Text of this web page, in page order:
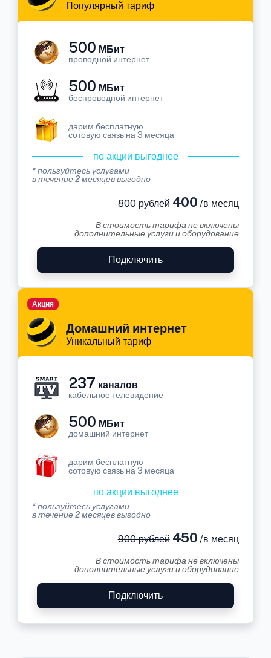
Популярный тариф
500 МБит
проводной интернет
500 МБит
беспроводной интернет
дарим бесплатную
сотовую связь на 3 месяца
по акции выгоднее
* пользуйтесь услугами
в течение 2 месяцев выгодно
800 рублей400 /в месяц
В стоимость тарифа не включены
дополнительные услуги и оборудование
Подключить
Домашний интернет
Уникальный тариф
Акция
237 каналов
кабельное телевидение
500 МБит
домашний интернет
дарим бесплатную
сотовую связь на 3 месяца
по акции выгоднее
* пользуйтесь услугами
в течение 2 месяцев выгодно
900 рублей450 /в месяц
В стоимость тарифа не включены
дополнительные услуги и оборудование
Подключить